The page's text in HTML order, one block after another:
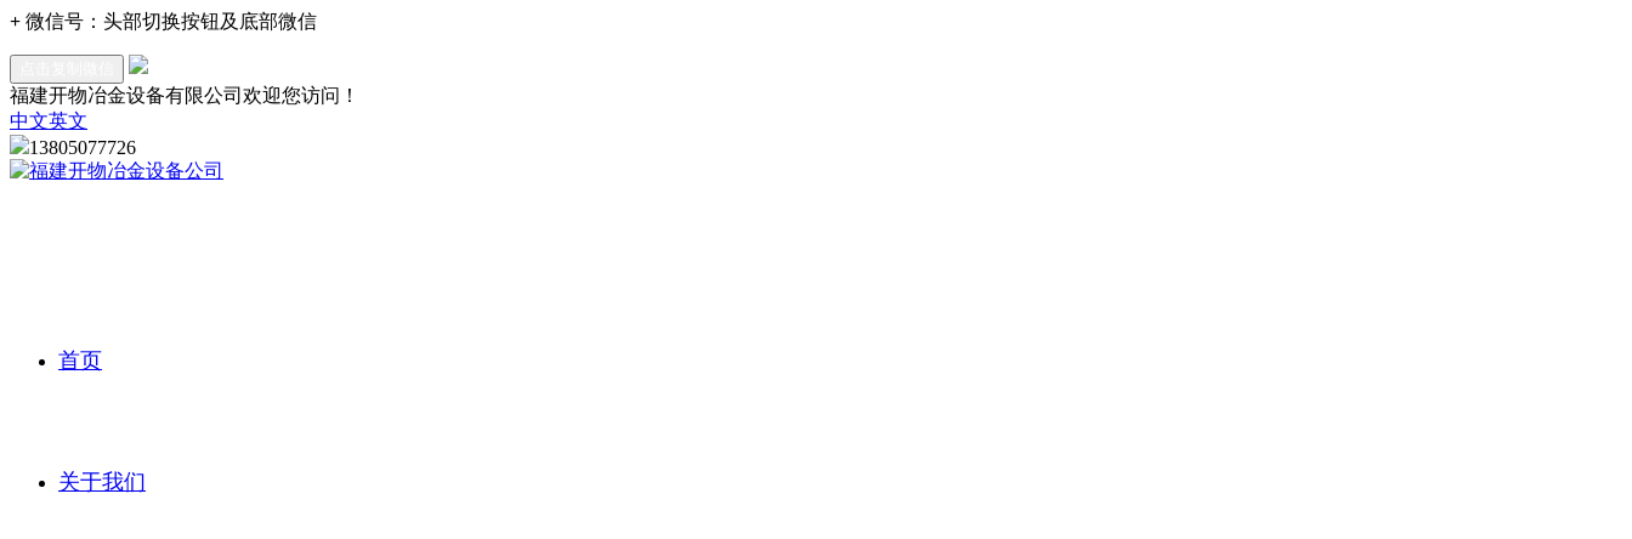
+ 微信号： 头部切换按钮及底部微信
福建开物冶金设备有限公司欢迎您访问！
中文英文
13805077726
首页
关于我们